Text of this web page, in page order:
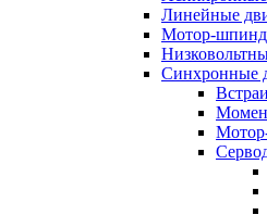
Линейные
Мотор-
Синхронные